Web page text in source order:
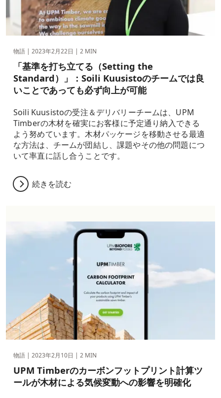
物語 | 2023年2月22日 | 2 MIN
「基準を打ち立てる（Setting the
Standard）」：Soili Kuusistoのチームでは良
いことであっても必ず向上が可能
Soili Kuusistoの受注＆デリバリーチームは、UPM
Timberの木材を確実にお客様に予定通り納入できる
よう努めています。木材パッケージを移動させる最適
な方法は、チームが団結し、課題やその他の問題につ
いて率直に話し合うことです。
続きを読む
物語 | 2023年2月10日 | 2 MIN
UPM Timberのカーボンフットプリント計算ツ
ールが木材による気候変動への影響を明確化